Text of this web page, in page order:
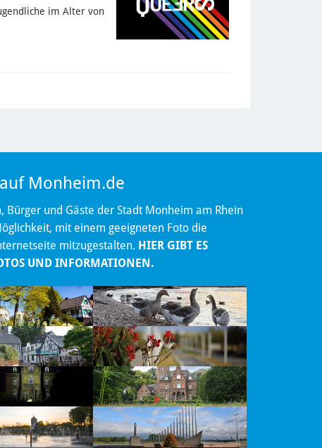
im Alter von
Monheim.de
Bürger und Gäste der Stadt Monheim am Rhein
mit einem geeigneten Foto die
mitzugestalten. HIER GIBT ES
UND INFORMATIONEN.